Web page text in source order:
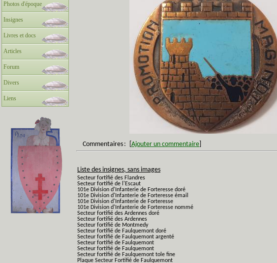
Photos d'époque
Insignes
Livres et docs
Articles
Forum
Divers
Liens
Commentaires : Ajouter un commentaire
Liste des insignes, sans images
Secteur fortifié des Flandres
Secteur fortifié de l'Escaut
101e Division d'Infanterie de Forteresse doré
101e Division d'Infanterie de Forteresse émail
101e Division d'Infanterie de Forteresse
101e Division d'Infanterie de Forteresse nommé
Secteur fortifié des Ardennes doré
Secteur fortifié des Ardennes
Secteur fortifié de Montmedy
Secteur fortifié de Faulquemont doré
Secteur fortifié de Faulquemont argenté
Secteur fortifié de Faulquemont
Secteur fortifié de Faulquemont
Secteur fortifié de Faulquemont tole fine
Plaque Secteur Fortifié de Faulquemont